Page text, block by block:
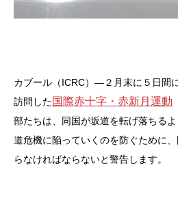
カブール（ICRC）―２月末に５日間
訪問した国際赤十字・赤新月運動
部たちは、同国が坂道を転げ落ちる
道危機に陥っていくのを防ぐために
らなければならないと警告します。